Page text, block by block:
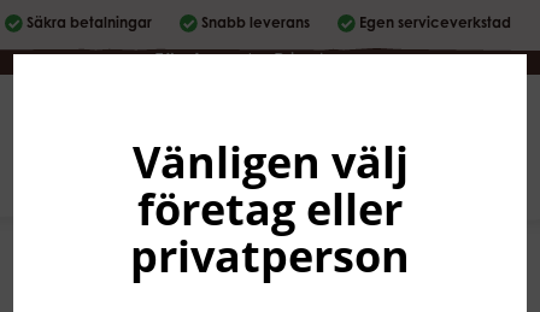
Säkra betalningar Snabb leverans Egen serviceverkstad
Företag | Privatperson
0
Vänligen välj
företag eller
privatperson